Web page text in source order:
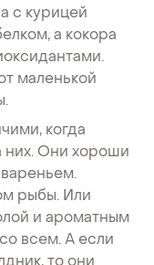
с курицей
а кокора
маленькой
когда
них. Они хороши
рыбы. Или
и ароматным
всем. А если
то они